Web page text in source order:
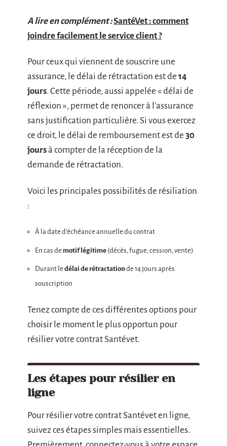
A lire en complément :SantéVet : comment
joindre facilement le service client ?
Pour ceux qui viennent de souscrire une
assurance, le délai de rétractation est de 14
jours. Cette période, aussi appelée « délai de
réflexion », permet de renoncer à l’assurance
sans justification particulière. Si vous exercez
ce droit, le délai de remboursement est de 30
joursà compter de la réception de la
demande de rétractation.
Voici les principales possibilités de résiliation
:
À la date d’échéance annuelle du contrat
En cas de motif légitime (décès, fugue, cession, vente)
Durant ledélai de rétractation de 14 jours après
souscription
Tenez compte de ces différentes options pour
choisir le moment le plus opportun pour
résilier votre contrat Santévet.
Les étapes pour résilier en
ligne
Pour résilier votre contrat Santévet en ligne,
suivez ces étapes simples mais essentielles.